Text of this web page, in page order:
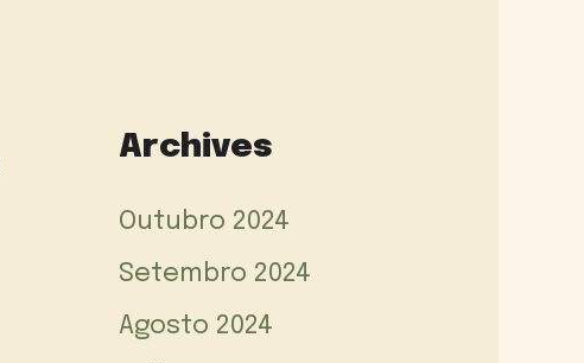
Archives
Outubro 2024
Setembro 2024
Agosto 2024